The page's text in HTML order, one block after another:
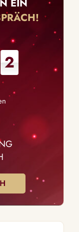
EIN
2